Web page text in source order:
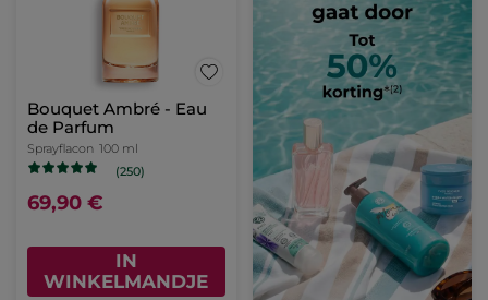
Bouquet Ambré - Eau
de Parfum
Sprayflacon 100 ml
(250)
69,90 €
IN
WINKELMANDJE